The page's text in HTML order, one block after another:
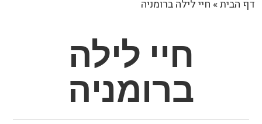
דף הבית» חיי לילה ברומניה
חיי לילה
ברומניה